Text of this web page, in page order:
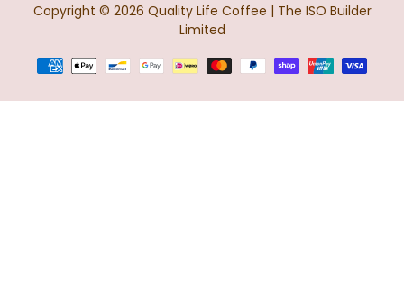
Copyright © 2026 Quality Life Coffee | The ISO Builder
Limited
付